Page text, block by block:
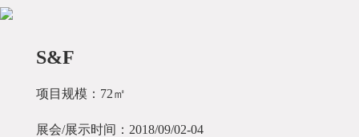
S&F
项目规模：72㎡
展会/展示时间：2018/09/02-04